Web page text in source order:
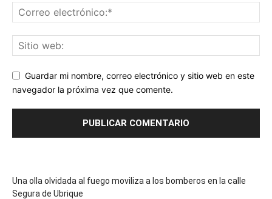
Guardar mi nombre, correo electrónico y sitio web en este
navegador la próxima vez que comente.
Una olla olvidada al fuego moviliza a los bomberos en la calle
Segura de Ubrique